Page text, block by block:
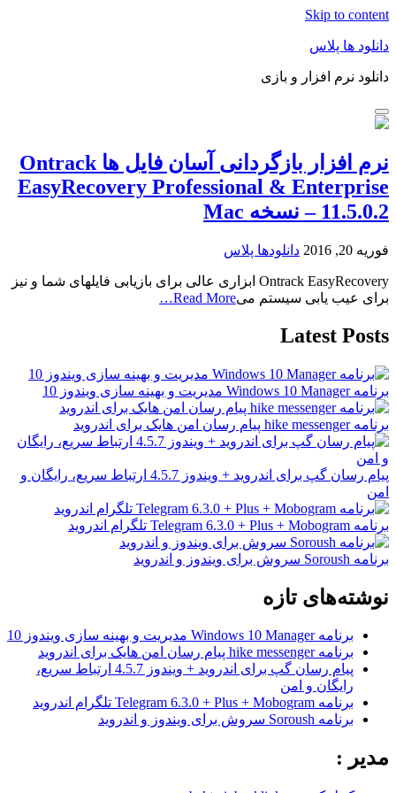
Skip to content
دانلود ها پلاس
دانلود نرم افزار و بازی
نرم افزار بازگردانی آسان فایل ها Ontrack
EasyRecovery Professional & Enterprise
11.5.0.2 – نسخه Mac
فوریه 20, 2016 دانلودها پلاس
Ontrack EasyRecovery ابزاری عالی برای بازیابی فایلهای شما و نیز
برای عیب یابی سیستم میRead More…
Latest Posts
برنامه Windows 10 Manager مدیریت و بهینه سازی ویندوز 10
برنامه hike messenger پیام‌ رسان‌ امن هایک برای اندروید
پیام رسان گپ برای اندروید + ویندوز 4.5.7 ارتباط سریع، رایگان و
امن
برنامه Telegram 6.3.0 + Plus + Mobogram تلگرام اندروید
برنامه Soroush سروش برای ویندوز و اندروید
نوشته‌های تازه
برنامه Windows 10 Manager مدیریت و بهینه سازی ویندوز 10
برنامه hike messenger پیام‌ رسان‌ امن هایک برای اندروید
پیام رسان گپ برای اندروید + ویندوز 4.5.7 ارتباط سریع،
رایگان و امن
برنامه Telegram 6.3.0 + Plus + Mobogram تلگرام اندروید
برنامه Soroush سروش برای ویندوز و اندروید
مدیر :